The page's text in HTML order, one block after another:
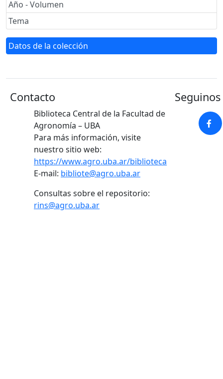
Año - Volumen
Tema
Datos de la colección
Contacto
Biblioteca Central de la Facultad de
Agronomía – UBA
Para más información, visite
nuestro sitio web:
https://www.agro.uba.ar/biblioteca
E-mail: bibliote@agro.uba.ar
Consultas sobre el repositorio:
rins@agro.uba.ar